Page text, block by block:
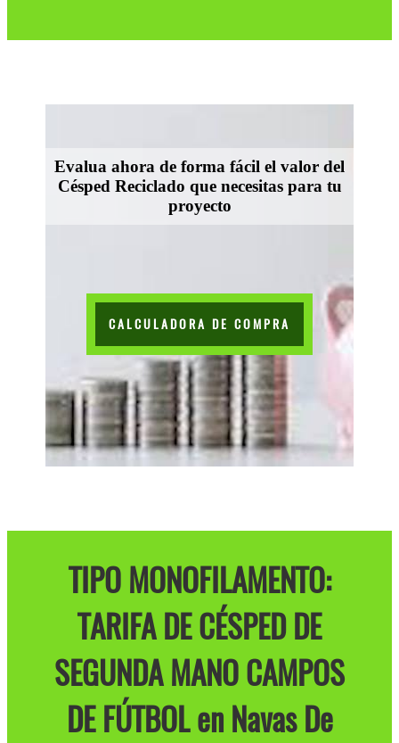
Evalua ahora de forma fácil el valor del
Césped Reciclado que necesitas para tu
proyecto
CALCULADORA DE COMPRA
TIPO MONOFILAMENTO:
TARIFA DE CÉSPED DE
SEGUNDA MANO CAMPOS
DE FÚTBOL en Navas De